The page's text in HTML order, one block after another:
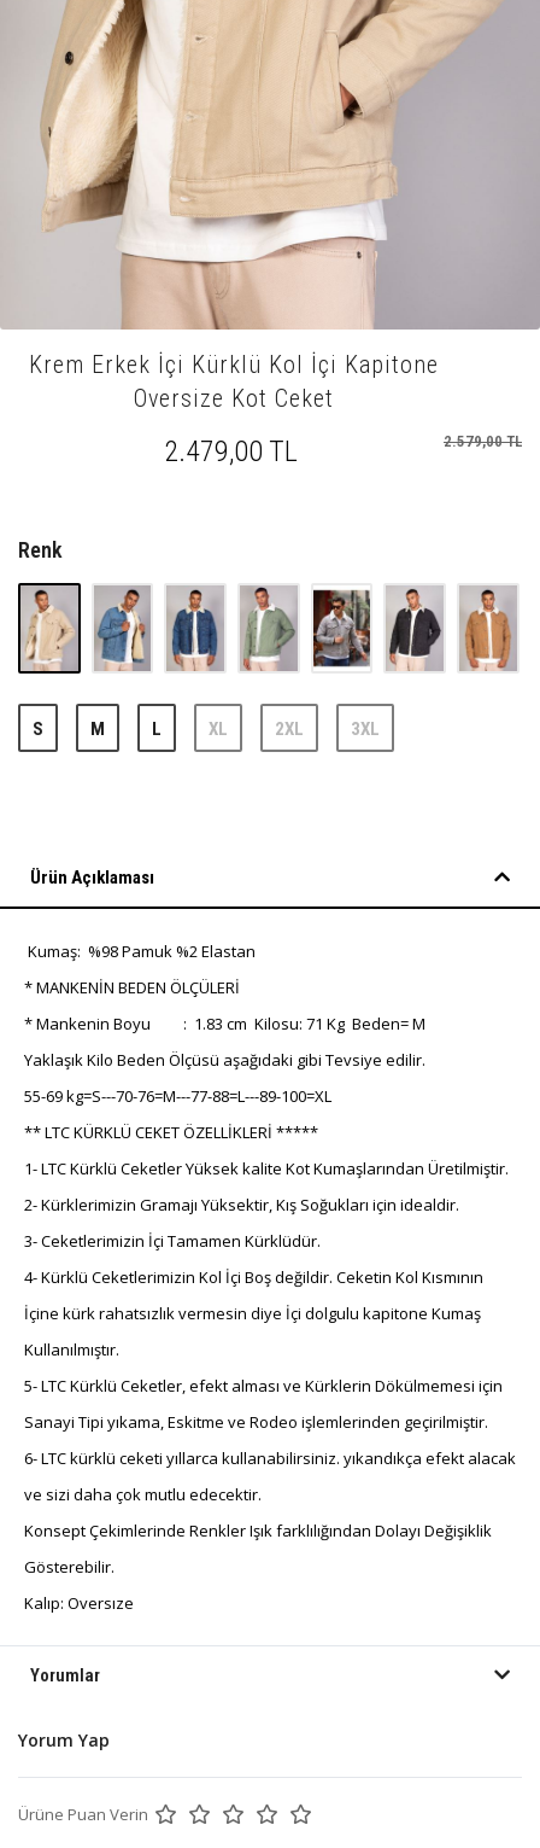
Krem Erkek İçi Kürklü Kol İçi Kapitone
Oversize Kot Ceket
2.479,00 TL 2.579,00 TL
Renk
S M L XL 2XL 3XL
Ürün Açıklaması
Kumaş: %98 Pamuk %2 Elastan
* MANKENİN BEDEN ÖLÇÜLERİ
* Mankenin Boyu : 1.83 cm Kilosu: 71 Kg Beden= M
Yaklaşık Kilo Beden Ölçüsü aşağıdaki gibi Tevsiye edilir.
55-69 kg=S---70-76=M---77-88=L---89-100=XL
** LTC KÜRKLÜ CEKET ÖZELLİKLERİ *****
1- LTC Kürklü Ceketler Yüksek kalite Kot Kumaşlarından Üretilmiştir.
2- Kürklerimizin Gramajı Yüksektir, Kış Soğukları için idealdir.
3- Ceketlerimizin İçi Tamamen Kürklüdür.
4- Kürklü Ceketlerimizin Kol İçi Boş değildir. Ceketin Kol Kısmının
İçine kürk rahatsızlık vermesin diye İçi dolgulu kapitone Kumaş
Kullanılmıştır.
5- LTC Kürklü Ceketler, efekt alması ve Kürklerin Dökülmemesi için
Sanayi Tipi yıkama, Eskitme ve Rodeo işlemlerinden geçirilmiştir.
6- LTC kürklü ceketi yıllarca kullanabilirsiniz. yıkandıkça efekt alacak
ve sizi daha çok mutlu edecektir.
Konsept Çekimlerinde Renkler Işık farklılığından Dolayı Değişiklik
Gösterebilir.
Kalıp: Oversıze
Yorumlar
Yorum Yap
Ürüne Puan Verin